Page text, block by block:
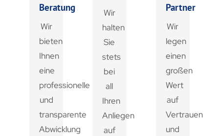
Beratung
Wir
bieten
Ihnen
eine
professionelle
und
transparente
Abwicklung
Wir
halten
Sie
stets
bei
all
Ihren
Anliegen
auf
Partner
Wir
legen
einen
großen
Wert
auf
Vertrauen
und